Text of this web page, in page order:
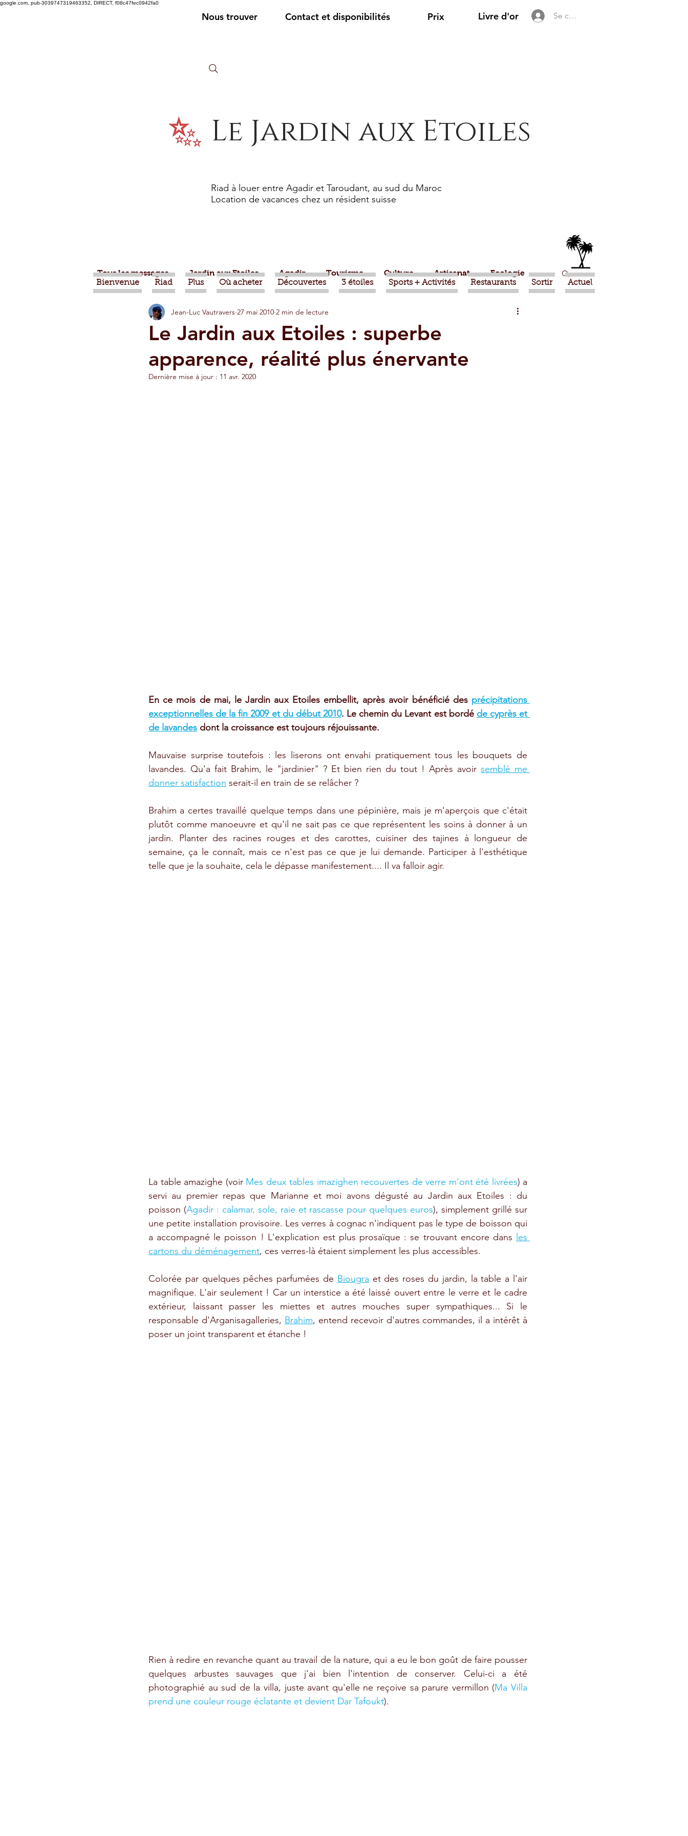
google.com, pub-3039747319463352, DIRECT, f08c47fec0942fa0
Nous trouver Contact et disponibilités Prix Livre d'or Se connecter
Le Jardin aux Etoiles
Riad à louer entre Agadir et Taroudant, au sud du Maroc
Location de vacances chez un résident suisse
Bienvenue Riad Plus Où acheter Découvertes 3 étoiles Sports + Activités Restaurants Sortir Actuel
Tous les messages Jardin aux Etoiles Agadir Tourisme Culture Artisanat Ecologie
Nature Berbère Politique Taroudant
Alimentation Evénements Mohammed VI Economie Déconseillé Ouled Teima
Le Jardin aux Etoiles : superbe
apparence, réalité plus énervante
Jean-Luc Vautravers 27 mai 2010 2 min de lecture
Dernière mise à jour : 11 avr. 2020
En ce mois de mai, le Jardin aux Etoiles embellit, après avoir bénéficié des précipitations
exceptionnelles de la fin 2009 et du début 2010. Le chemin du Levant est bordé de cyprès et
de lavandes dont la croissance est toujours réjouissante.
Mauvaise surprise toutefois : les liserons ont envahi pratiquement tous les bouquets de
lavandes. Qu'a fait Brahim, le "jardinier" ? Et bien rien du tout ! Après avoir semblé me
donner satisfaction serait-il en train de se relâcher ?
Brahim a certes travaillé quelque temps dans une pépinière, mais je m'aperçois que c'était
plutôt comme manoeuvre et qu'il ne sait pas ce que représentent les soins à donner à un
jardin. Planter des racines rouges et des carottes, cuisiner des tajines à longueur de
semaine, ça le connaît, mais ce n'est pas ce que je lui demande. Participer à l'esthétique
telle que je la souhaite, cela le dépasse manifestement.... Il va falloir agir.
La table amazighe (voir Mes deux tables imazighen recouvertes de verre m'ont été livrées) a
servi au premier repas que Marianne et moi avons dégusté au Jardin aux Etoiles : du
poisson (Agadir : calamar, sole, raie et rascasse pour quelques euros), simplement grillé sur
une petite installation provisoire. Les verres à cognac n'indiquent pas le type de boisson qui
a accompagné le poisson ! L'explication est plus prosaïque : se trouvant encore dans les
cartons du déménagement, ces verres-là étaient simplement les plus accessibles.
Colorée par quelques pêches parfumées de Biougra et des roses du jardin, la table a l'air
magnifique. L'air seulement ! Car un interstice a été laissé ouvert entre le verre et le cadre
extérieur, laissant passer les miettes et autres mouches super sympathiques... Si le
responsable d'Arganisagalleries, Brahim, entend recevoir d'autres commandes, il a intérêt à
poser un joint transparent et étanche !
Rien à redire en revanche quant au travail de la nature, qui a eu le bon goût de faire pousser
quelques arbustes sauvages que j'ai bien l'intention de conserver. Celui-ci a été
photographié au sud de la villa, juste avant qu'elle ne reçoive sa parure vermillon (Ma Villa
prend une couleur rouge éclatante et devient Dar Tafoukt).